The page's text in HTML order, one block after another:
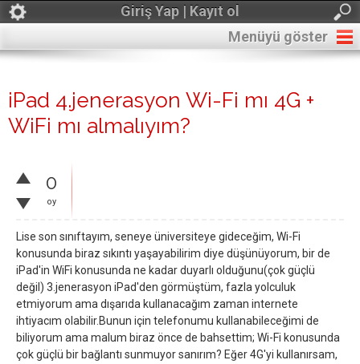
Giriş Yap | Kayıt ol
Menüyü göster
iPad 4.jenerasyon Wi-Fi mı 4G +
WiFi mı almalıyım?
0
oy
Lise son sınıftayım, seneye üniversiteye gideceğim, Wi-Fi
konusunda biraz sıkıntı yaşayabilirim diye düşünüyorum, bir de
iPad'in WiFi konusunda ne kadar duyarlı olduğunu(çok güçlü
değil) 3.jenerasyon iPad'den görmüştüm, fazla yolculuk
etmiyorum ama dışarıda kullanacağım zaman internete
ihtiyacım olabilir.Bunun için telefonumu kullanabileceğimi de
biliyorum ama malum biraz önce de bahsettim; Wi-Fi konusunda
çok güçlü bir bağlantı sunmuyor sanırım? Eğer 4G'yi kullanırsam,